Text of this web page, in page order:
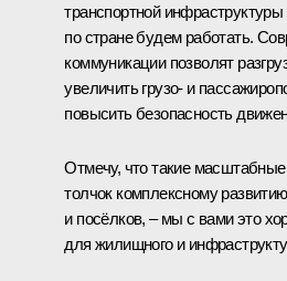
транспортной
по стране будем работать.
коммуникации позволят
увеличить грузо- и
повысить безопасность
Отмечу, что такие
толчок комплексному
и посёлков, – мы с вами это
для жилищного и